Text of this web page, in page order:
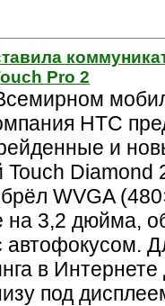
Pro 2
HTC
и
Diamond
WVGA
на 3,2 дюйма,
в Интернете
под